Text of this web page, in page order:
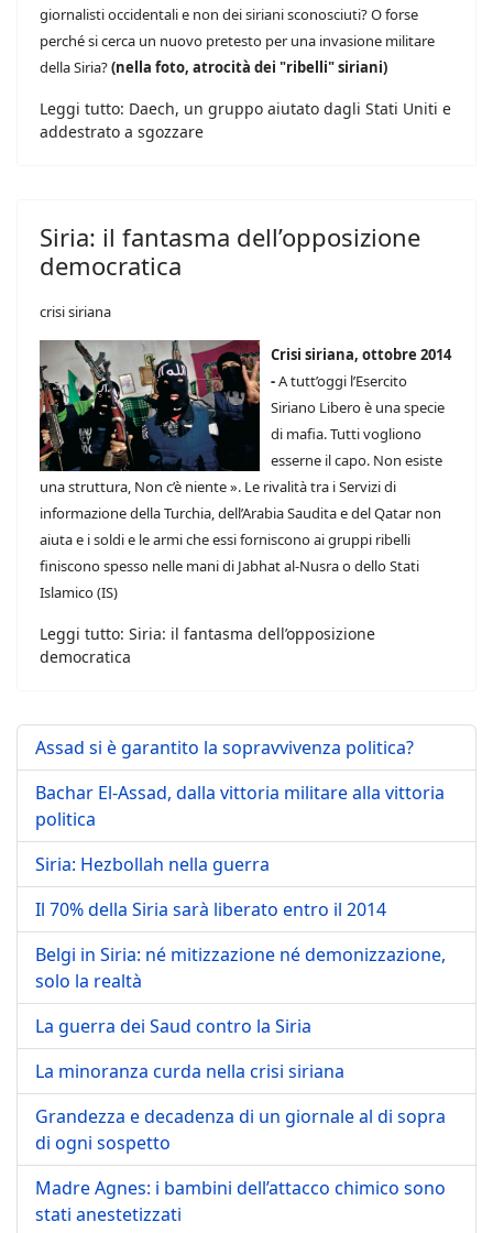
giornalisti occidentali e non dei siriani sconosciuti? O forse
perché si cerca un nuovo pretesto per una invasione militare
della Siria?(nella foto, atrocità dei "ribelli" siriani)
Leggi tutto: Daech, un gruppo aiutato dagli Stati Uniti e
addestrato a sgozzare
Siria: il fantasma dell’opposizione
democratica
crisi siriana
Crisi siriana, ottobre 2014
-A tutt’oggi l’Esercito
Siriano Libero è una specie
di mafia. Tutti vogliono
esserne il capo. Non esiste
una struttura, Non c’è niente ». Le rivalità tra i Servizi di
informazione della Turchia, dell’Arabia Saudita e del Qatar non
aiuta e i soldi e le armi che essi forniscono ai gruppi ribelli
finiscono spesso nelle mani di Jabhat al-Nusra o dello Stati
Islamico (IS)
Leggi tutto: Siria: il fantasma dell’opposizione
democratica
Assad si è garantito la sopravvivenza politica?
Bachar El-Assad, dalla vittoria militare alla vittoria
politica
Siria: Hezbollah nella guerra
Il 70% della Siria sarà liberato entro il 2014
Belgi in Siria: né mitizzazione né demonizzazione,
solo la realtà
La guerra dei Saud contro la Siria
La minoranza curda nella crisi siriana
Grandezza e decadenza di un giornale al di sopra
di ogni sospetto
Madre Agnes: i bambini dell’attacco chimico sono
stati anestetizzati